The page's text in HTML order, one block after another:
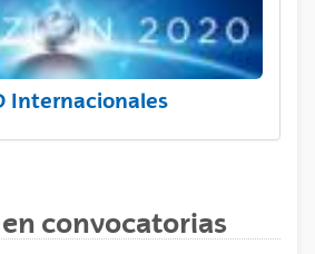
Internacionales
convocatorias